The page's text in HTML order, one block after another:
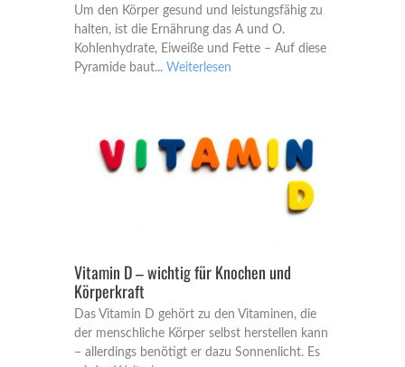
Um den Körper gesund und leistungsfähig zu
halten, ist die Ernährung das A und O.
Kohlenhydrate, Eiweiße und Fette – Auf diese
Pyramide baut... Weiterlesen
Vitamin D – wichtig für Knochen und
Körperkraft
Das Vitamin D gehört zu den Vitaminen, die
der menschliche Körper selbst herstellen kann
– allerdings benötigt er dazu Sonnenlicht. Es